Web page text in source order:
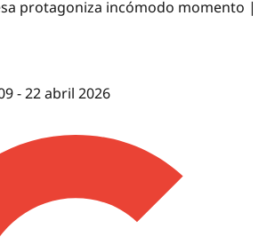
protagoniza incómodo momento |
- 22 abril 2026